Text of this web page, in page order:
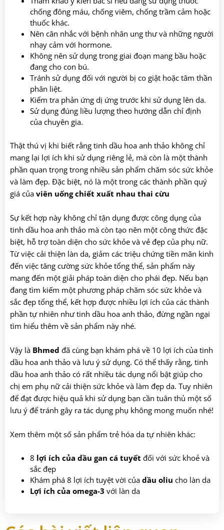
chống đông máu, chống viêm, chống trầm cảm hoặc
thuốc khác.
Nên cân nhắc với bệnh nhân ung thư và những người
nhạy cảm với hormone.
Không nên sử dụng trong giai đoạn mang bầu hoặc
đang cho con bú.
Tránh sử dụng đối với người bị co giật hoặc tâm thần
phân liệt.
Kiểm tra phản ứng dị ứng trước khi sử dụng lên da.
Sử dụng đúng liều lượng theo hướng dẫn chỉ định
của chuyên gia.
Thật thú vị khi biết rằng tinh dầu hoa anh thảo không chỉ
mang lại lợi ích khi sử dụng riêng lẻ, mà còn là một thành
phần quan trọng trong nhiều sản phẩm chăm sóc sức khỏe
và làm đẹp. Đặc biệt, nó là một trong các thành phần quý
giá của viên uống chiết xuất nhau thai cừu
Sự kết hợp này không chỉ tận dụng được công dụng của
tinh dầu hoa anh thảo mà còn tạo nên một công thức đặc
biệt, hỗ trợ toàn diện cho sức khỏe và vẻ đẹp của phụ nữ.
Từ việc cải thiện làn da, giảm các triệu chứng tiền mãn kinh
đến việc tăng cường sức khỏe tổng thể, sản phẩm này
mang đến một giải pháp toàn diện cho phái đẹp. Nếu bạn
đang tìm kiếm một phương pháp chăm sóc sức khỏe và
sắc đẹp tổng thể, kết hợp được nhiều lợi ích của các thành
phần tự nhiên như tinh dầu hoa anh thảo, đừng ngần ngại
tìm hiểu thêm về sản phẩm này nhé.
Vậy là Bhmed đã cùng bạn khám phá về 10 lợi ích của tinh
dầu hoa anh thảo và lưu ý sử dụng. Có thể thấy rằng, tinh
dầu hoa anh thảo có rất nhiều tác dụng nổi bật giúp cho
chị em phụ nữ cải thiện sức khỏe và làm đẹp da. Tuy nhiên
để đạt được hiệu quả khi sử dụng bạn cần tuân thủ một số
lưu ý để tránh gây ra tác dụng phụ không mong muốn nhé!
Xem thêm một số sản phẩm trẻ hóa da tự nhiên khác:
8 lợi ích của dầu gan cá tuyết đối với sức khoẻ và
sắc đẹp
Khám phá 8 lợi ích tuyệt vời của dầu oliu cho làn da
Lợi ích của omega-3 với làn da